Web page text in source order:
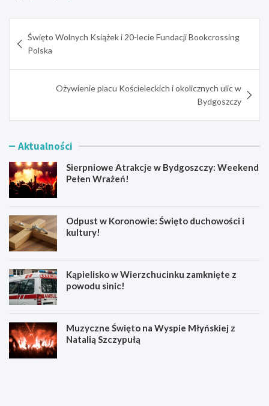
wpisu
Święto Wolnych Książek i 20-lecie Fundacji Bookcrossing
Polska
Ożywienie placu Kościeleckich i okolicznych ulic w
Bydgoszczy
Aktualności
Sierpniowe Atrakcje w Bydgoszczy: Weekend
Pełen Wrażeń!
Odpust w Koronowie: Święto duchowości i
kultury!
Kąpielisko w Wierzchucinku zamknięte z
powodu sinic!
Muzyczne Święto na Wyspie Młyńskiej z
Natalią Szczypułą
S
O